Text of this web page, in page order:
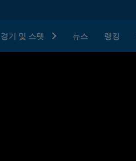
경기 및 스텟 뉴스 랭킹